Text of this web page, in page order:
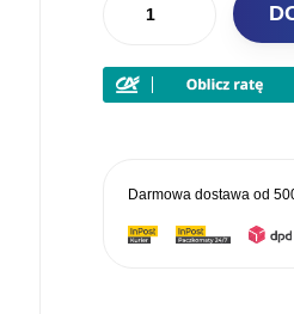
Decoy
Jigowa
2,5g
Darmowa dostawa od